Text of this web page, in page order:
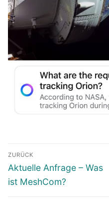
Beitragsnavigation
ZURÜCK
Vorheriger
Beitrag:
Aktuelle Anfrage – Was
ist MeshCom?